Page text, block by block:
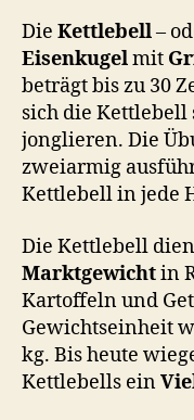
Die Kettlebell–
Eisenkugelmit
beträgt bis zu 30
sich die
jonglieren. Die
zweiarmig
Kettlebell in jede
Die Kettlebell
Marktgewichtin
Kartoffeln und
Gewichtseinheit
kg. Bis heute
Kettlebells ein